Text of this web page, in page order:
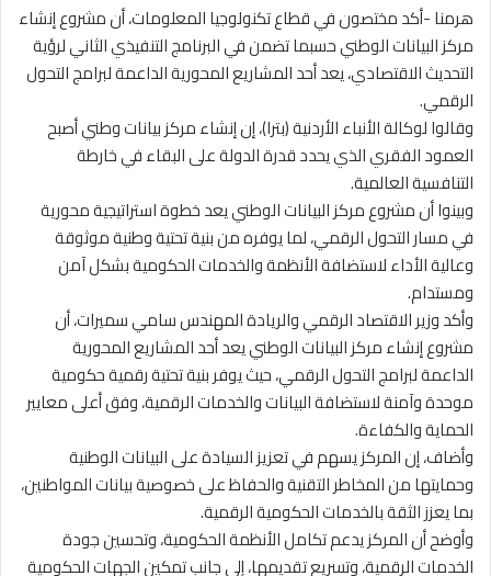
هرمنا -أكد مختصون في قطاع تكنولوجيا المعلومات، أن مشروع إنشاء
مركز البيانات الوطني حسبما تضمن في البرنامج التنفيذي الثاني لرؤية
التحديث الاقتصادي، يعد أحد المشاريع المحورية الداعمة لبرامج التحول
الرقمي.
وقالوا لوكالة الأنباء الأردنية (بترا)، إن إنشاء مركز بيانات وطني أصبح
العمود الفقري الذي يحدد قدرة الدولة على البقاء في خارطة
التنافسية العالمية.
وبينوا أن مشروع مركز البيانات الوطني يعد خطوة استراتيجية محورية
في مسار التحول الرقمي، لما يوفره من بنية تحتية وطنية موثوقة
وعالية الأداء لاستضافة الأنظمة والخدمات الحكومية بشكل آمن
ومستدام.
وأكد وزير الاقتصاد الرقمي والريادة المهندس سامي سميرات، أن
مشروع إنشاء مركز البيانات الوطني يعد أحد المشاريع المحورية
الداعمة لبرامج التحول الرقمي، حيث يوفر بنية تحتية رقمية حكومية
موحدة وآمنة لاستضافة البيانات والخدمات الرقمية، وفق أعلى معايير
الحماية والكفاءة.
وأضاف، إن المركز يسهم في تعزيز السيادة على البيانات الوطنية
وحمايتها من المخاطر التقنية والحفاظ على خصوصية بيانات المواطنين،
بما يعزز الثقة بالخدمات الحكومية الرقمية.
وأوضح أن المركز يدعم تكامل الأنظمة الحكومية، وتحسين جودة
الخدمات الرقمية، وتسريع تقديمها، إلى جانب تمكين الجهات الحكومية